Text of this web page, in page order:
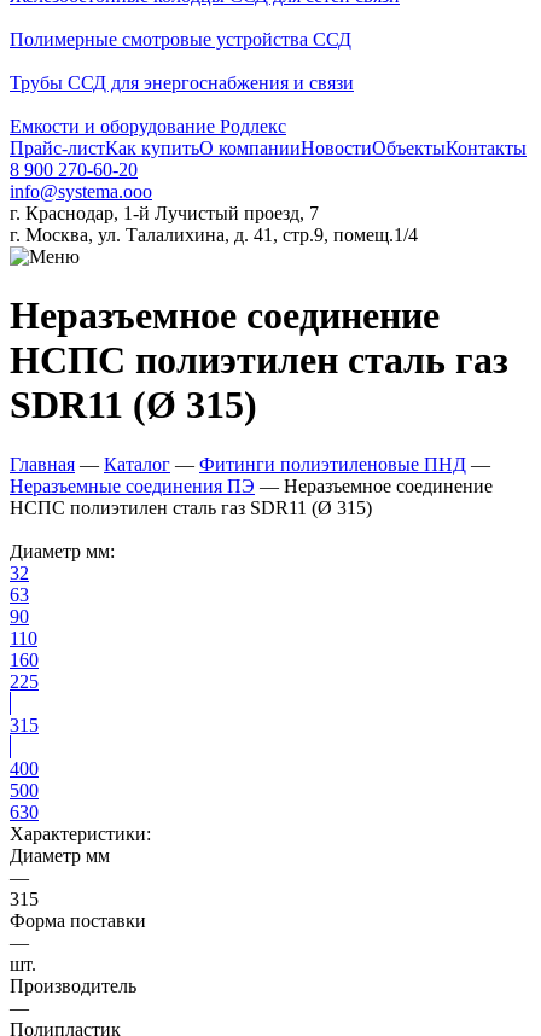
Полимерные смотровые устройства ССД
Трубы ССД для энергоснабжения и связи
Емкости и оборудование Родлекс
Прайс-листКак купитьО компанииНовостиОбъектыКонтакты
8 900 270-60-20
info@systema.ooo
г. Краснодар, 1-й Лучистый проезд, 7
г. Москва, ул. Талалихина, д. 41, стр.9, помещ.1/4
Неразъемное соединение
НСПС полиэтилен сталь газ
SDR11 (Ø 315)
Главная — Каталог — Фитинги полиэтиленовые ПНД —
Неразъемные соединения ПЭ — Неразъемное соединение
НСПС полиэтилен сталь газ SDR11 (Ø 315)
Диаметр мм:
32
63
90
110
160
225
315
400
500
630
Характеристики:
Диаметр мм
—
315
Форма поставки
—
шт.
Производитель
—
Полипластик